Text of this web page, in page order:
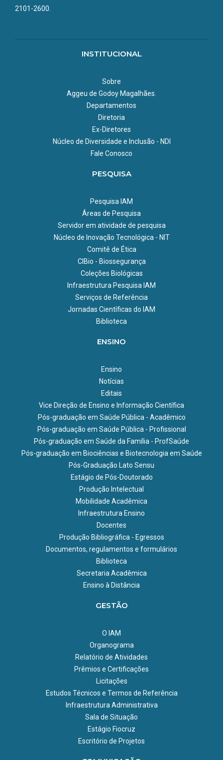
2101-2600.
INSTITUCIONAL
Sobre
Aggeu de Godoy Magalhães.
Departamentos
Diretoria
Ex-Diretores
Núcleo de Diversidade e Inclusão - NDI
Fale Conosco
PESQUISA
Pesquisa IAM
Áreas de Pesquisa
Servidor em atividade de pesquisa
Núcleo de Inovação Tecnológica - NIT
Comitê de Ética
CIBio - Biossegurança
Coleções Biológicas
Infraestrutura Pesquisa IAM
Serviços de Referência
Jornadas Científicas do IAM
Biblioteca
ENSINO
Ensino
Notícias
Editais
Vice Direção de Ensino e Informação Científica
Pós-graduação em Saúde Pública - Acadêmico
Pós-graduação em Saúde Pública - Profissional
Pós-graduação em Saúde da Família - ProfSaúde
Pós-graduação em Biociências e Biotecnologia em Saúde
Pós-Graduação Lato Sensu
Estágio de Pós-Doutorado
Produção Intelectual
Mobilidade Acadêmica
Infraestrutura Ensino
Docentes
Produção Bibliográfica - Egressos
Documentos, regulamentos e formulários
Biblioteca
Secretaria Acadêmica
Ensino à Distância
GESTÃO
O IAM
Organograma
Relatório de Atividades
Prêmios e Certificações
Licitações
Estudos Técnicos e Termos de Referência
Infraestrutura Administrativa
Sala de Situação
Estágio Fiocruz
Escritório de Projetos